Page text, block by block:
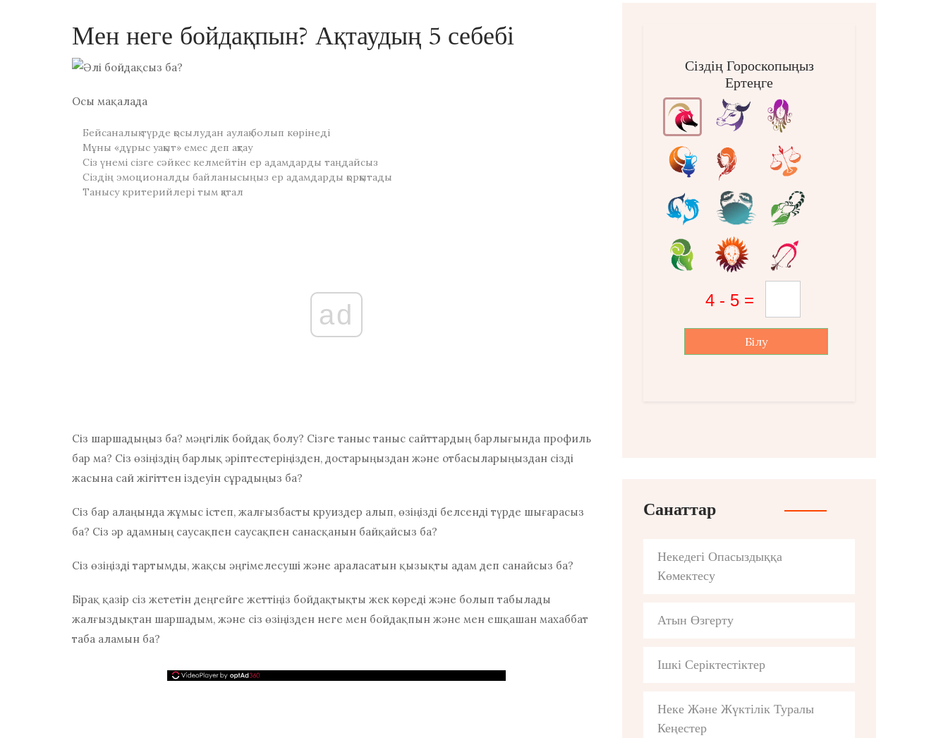
Мен неге бойдақпын? Ақтаудың 5 себебі
Осы мақалада
Бейсаналық түрде қосылудан аулақ болып көрінеді
Мұны «дұрыс уақыт» емес деп ақтау
Сіз үнемі сізге сәйкес келмейтін ер адамдарды таңдайсыз
Сіздің эмоционалды байланысыңыз ер адамдарды қорқытады
Танысу критерийлері тым қатал
ad
Сіз шаршадыңыз ба? мәңгілік бойдақ болу? Сізге таныс таныс сайттардың барлығында профиль
бар ма? Сіз өзіңіздің барлық әріптестеріңізден, достарыңыздан және отбасыларыңыздан сізді
жасына сай жігіттен іздеуін сұрадыңыз ба?
Сіз бар алаңында жұмыс істеп, жалғызбасты круиздер алып, өзіңізді белсенді түрде шығарасыз
ба? Сіз әр адамның саусақпен саусақпен санасқанын байқайсыз ба?
Сіз өзіңізді тартымды, жақсы әңгімелесуші және араласатын қызықты адам деп санайсыз ба?
Бірақ қазір сіз жететін деңгейге жеттіңіз бойдақтықты жек көреді және болып табылады
жалғыздықтан шаршадым, және сіз өзіңізден неге мен бойдақпын және мен ешқашан махаббат
таба аламын ба?
Сіздің Гороскопыңыз
Ертеңге
Білу
Санаттар
Некедегі Опасыздыққа
Көмектесу
Атын Өзгерту
Ішкі Серіктестіктер
Неке Және Жүктілік Туралы
Кеңестер